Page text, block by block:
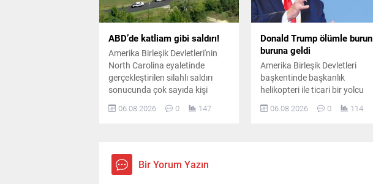
ABD’de katliam gibi saldırı!
Amerika Birleşik Devletleri'nin
North Carolina eyaletinde
gerçekleştirilen silahlı saldırı
sonucunda çok sayıda kişi
hayatını kaybetti. Bölgeye çok
sayıda ekip sevk edilirken olayla
06.08.2026 0 147
Donald Trump ölümle burun
buruna geldi
Amerika Birleşik Devletleri
başkentinde başkanlık
helikopteri ile ticari bir yolcu
uçağı havada tehlikeli biçimde
yakınlaştı. Emniyet sınırlarının
06.08.2026 0 114
Bir Yorum Yazın